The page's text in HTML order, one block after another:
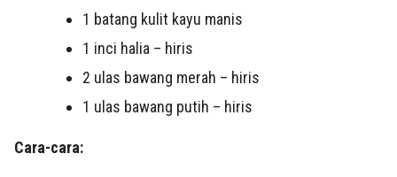
1 batang kulit kayu manis
1 inci halia – hiris
2 ulas bawang merah – hiris
1 ulas bawang putih – hiris
Cara-cara: